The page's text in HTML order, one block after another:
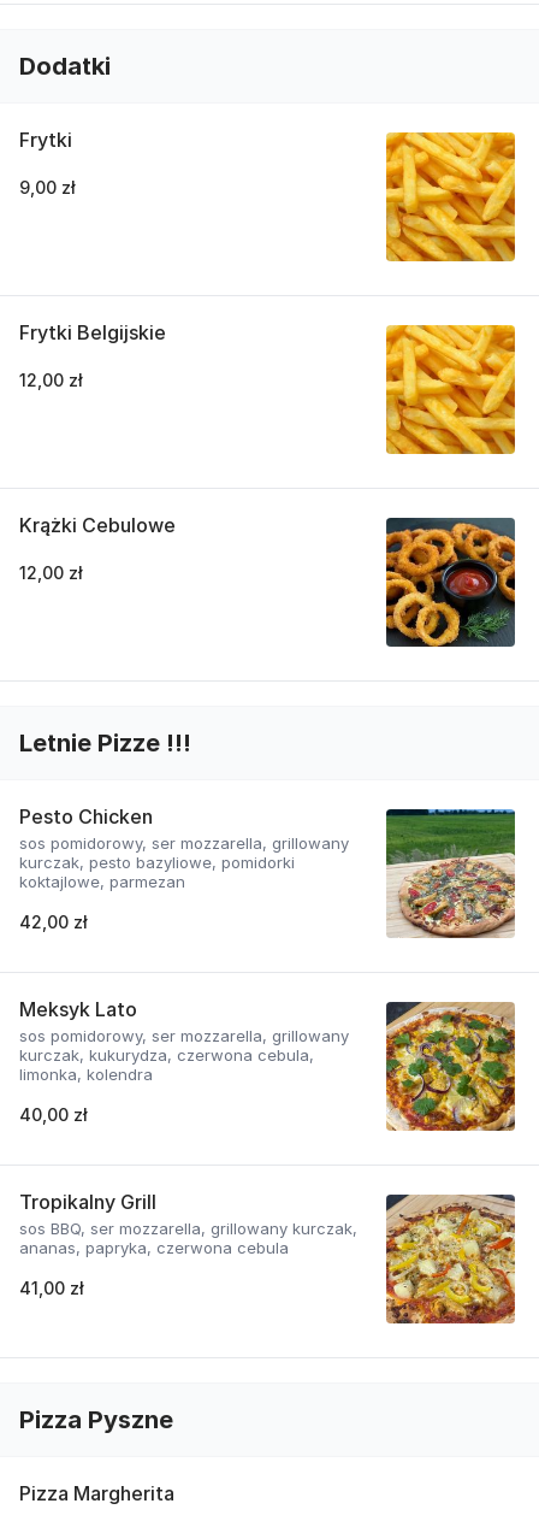
Dodatki
Frytki
9,00 zł
Frytki Belgijskie
12,00 zł
Krążki Cebulowe
12,00 zł
Letnie Pizze !!!
Pesto Chicken
sos pomidorowy, ser mozzarella, grillowany
kurczak, pesto bazyliowe, pomidorki
koktajlowe, parmezan
42,00 zł
Meksyk Lato
sos pomidorowy, ser mozzarella, grillowany
kurczak, kukurydza, czerwona cebula,
limonka, kolendra
40,00 zł
Tropikalny Grill
sos BBQ, ser mozzarella, grillowany kurczak,
ananas, papryka, czerwona cebula
41,00 zł
Pizza Pyszne
Pizza Margherita